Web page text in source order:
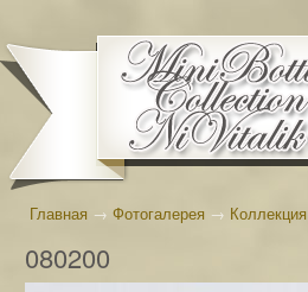
Главная → Фотогалерея → Коллекция
080200